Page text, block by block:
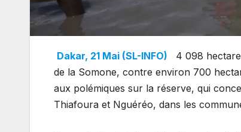
Dakar, 21 Mai (SL-INFO)
4 098
de la Somone, contre environ 700
aux polémiques sur la réserve, qui
Thiafoura et Nguéréo, dans les